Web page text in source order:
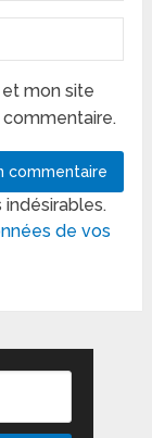
mon site
de vos